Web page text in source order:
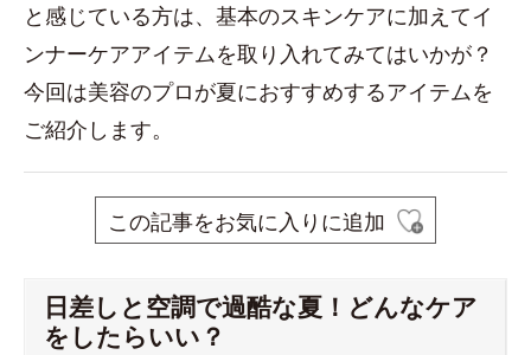
と感じている方は、基本のスキンケアに加えてイ
ンナーケアアイテムを取り入れてみてはいかが？
今回は美容のプロが夏におすすめするアイテムを
ご紹介します。
この記事をお気に入りに追加
日差しと空調で過酷な夏！どんなケア
をしたらいい？